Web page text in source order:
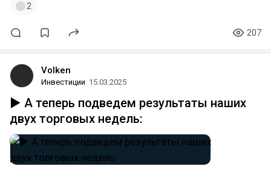
2
207
Volken
Инвестиции 15.03.2025
▶️ А теперь подведем результаты наших
двух торговых недель: